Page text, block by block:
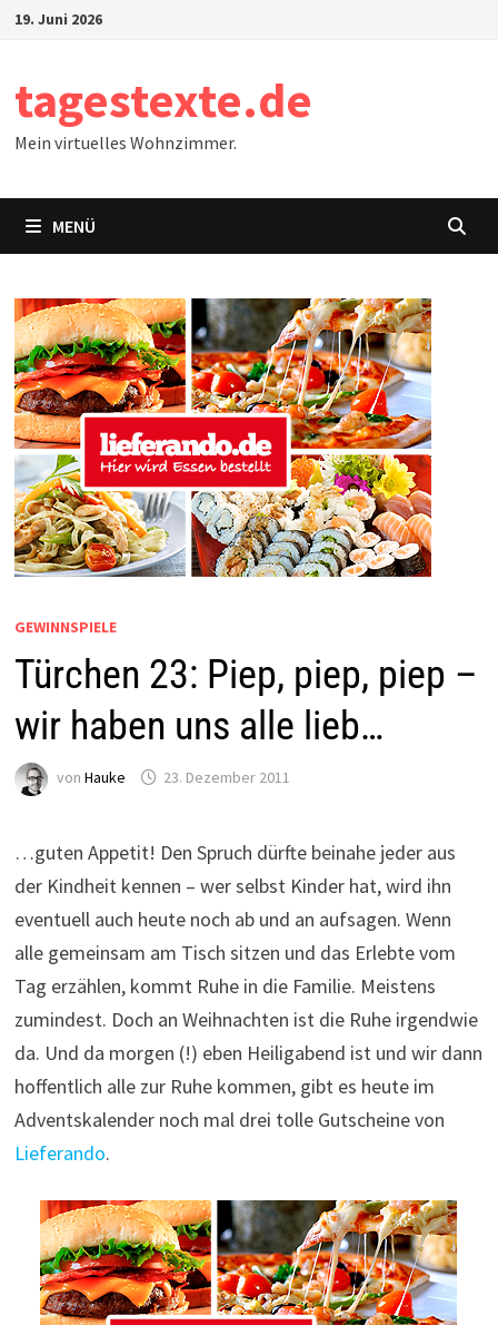
Zum19. Juni 2026
tagestexte.de
Mein virtuelles Wohnzimmer.
MENÜ
GEWINNSPIELE
Türchen 23: Piep, piep, piep –
wir haben uns alle lieb…
von Hauke 23. Dezember 2011
…guten Appetit! Den Spruch dürfte beinahe jeder aus
der Kindheit kennen – wer selbst Kinder hat, wird ihn
eventuell auch heute noch ab und an aufsagen. Wenn
alle gemeinsam am Tisch sitzen und das Erlebte vom
Tag erzählen, kommt Ruhe in die Familie. Meistens
zumindest. Doch an Weihnachten ist die Ruhe irgendwie
da. Und da morgen (!) eben Heiligabend ist und wir dann
hoffentlich alle zur Ruhe kommen, gibt es heute im
Adventskalender noch mal drei tolle Gutscheine von
Lieferando.